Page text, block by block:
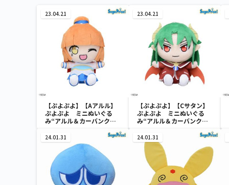
23.04.21
【ぷよぷよ】【Aアルル】
ぷよぷよ ミニぬいぐる
み“アルル＆カーバンクル
23.04.21
【ぷよぷよ】【Cサタン】
ぷよぷよ ミニぬいぐる
み“アルル＆カーバンクル
24.01.31 24.01.31